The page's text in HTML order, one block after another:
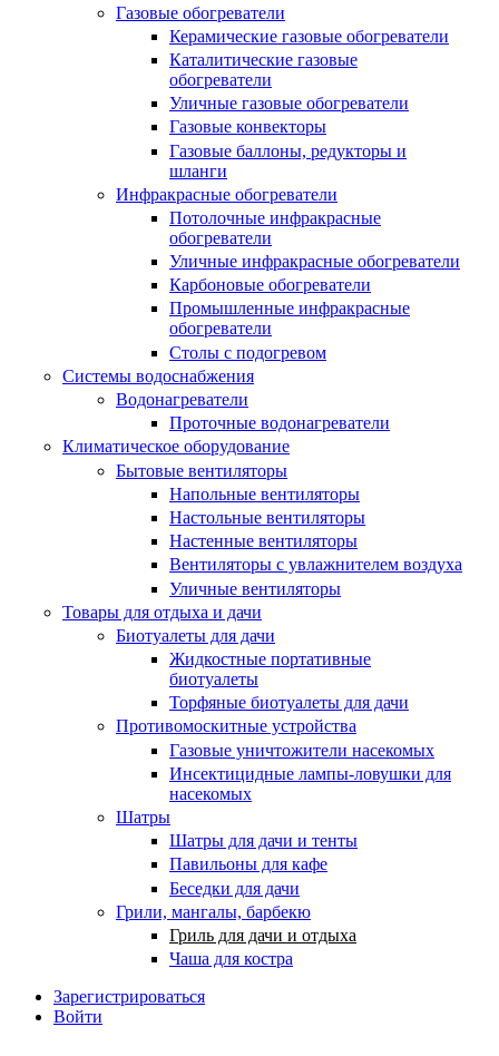
Газовые обогреватели
Керамические газовые обогреватели
Каталитические газовые
обогреватели
Уличные газовые обогреватели
Газовые конвекторы
Газовые баллоны, редукторы и
шланги
Инфракрасные обогреватели
Потолочные инфракрасные
обогреватели
Уличные инфракрасные обогреватели
Карбоновые обогреватели
Промышленные инфракрасные
обогреватели
Столы с подогревом
Системы водоснабжения
Водонагреватели
Проточные водонагреватели
Климатическое оборудование
Бытовые вентиляторы
Напольные вентиляторы
Настольные вентиляторы
Настенные вентиляторы
Вентиляторы с увлажнителем воздуха
Уличные вентиляторы
Товары для отдыха и дачи
Биотуалеты для дачи
Жидкостные портативные
биотуалеты
Торфяные биотуалеты для дачи
Противомоскитные устройства
Газовые уничтожители насекомых
Инсектицидные лампы-ловушки для
насекомых
Шатры
Шатры для дачи и тенты
Павильоны для кафе
Беседки для дачи
Грили, мангалы, барбекю
Гриль для дачи и отдыха
Чаша для костра
Зарегистрироваться
Войти